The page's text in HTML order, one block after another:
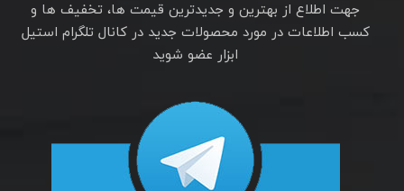
جهت اطلاع از بهترین و جدیدترین قیمت ها، تخفیف ها و
کسب اطلاعات در مورد محصولات جدید در کانال تلگرام استیل
ابزار عضو شوید